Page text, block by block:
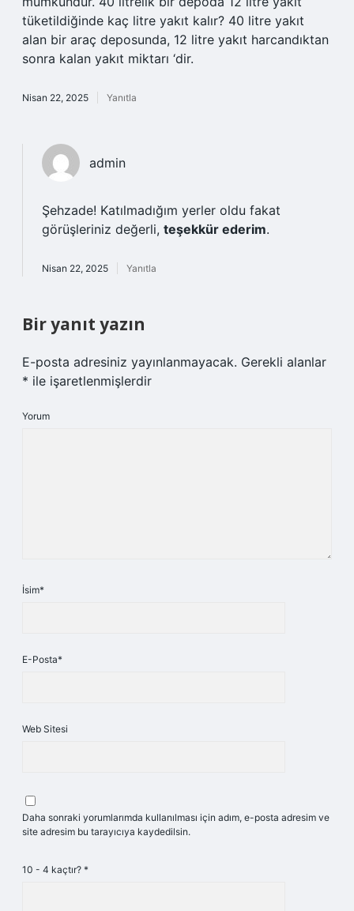
tüketildiğinde kaç litre yakıt kalır? 40 litre yakıt
alan bir araç deposunda, 12 litre yakıt harcandıktan
sonra kalan yakıt miktarı ‘dir.
Nisan 22, 2025 Yanıtla
admin
Şehzade! Katılmadığım yerler oldu fakat
görüşleriniz değerli, teşekkür ederim.
Nisan 22, 2025 Yanıtla
Bir yanıt yazın
E-posta adresiniz yayınlanmayacak. Gerekli alanlar
* ile işaretlenmişlerdir
Yorum
İsim*
E-Posta*
Web Sitesi
Daha sonraki yorumlarımda kullanılması için adım, e-posta adresim ve
site adresim bu tarayıcıya kaydedilsin.
10 - 4 kaçtır? *